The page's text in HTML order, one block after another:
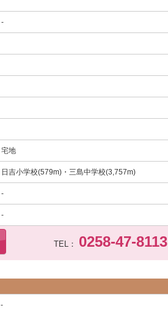
-
宅地
日吉小学校(579m)・三島中学校(3,757m)
-
-
TEL： 0258-47-8113
-